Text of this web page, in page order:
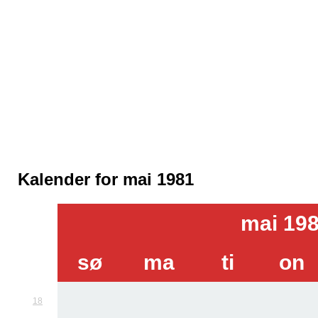
Kalender for mai 1981
mai
sø
ma ti on
18